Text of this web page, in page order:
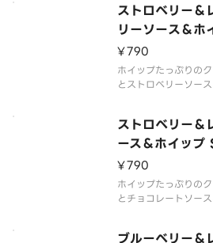
m topped with
ストロベリー＆
リーソース＆
Rare Cheese
e ＆
¥790
ホイップたっぷりの
とストロベリーソー
cheese
ストロベリー＆
ース＆ホイッ
Cheese ＆
Whipped
¥790
ホイップたっぷりの
とチョコレートソー
ブルーベリー＆